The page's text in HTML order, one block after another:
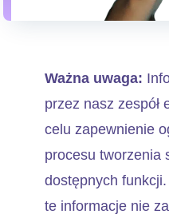
Ważna uwaga:
przez nasz zespół
celu zapewnienie
procesu tworzenia
dostępnych
te informacje nie